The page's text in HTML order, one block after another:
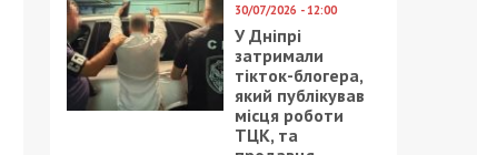
30/07/2026 - 12:00
У Дніпрі
затримали
тікток-блогера,
який публікував
місця роботи
ТЦК, та